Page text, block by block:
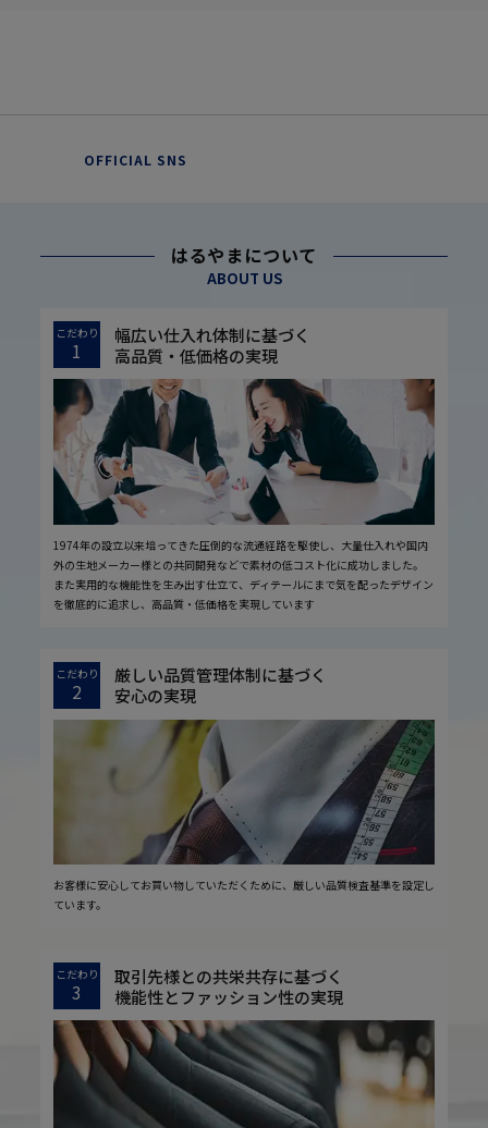
OFFICIAL SNS
はるやまについて
ABOUT US
こだわり
1
幅広い仕入れ体制に基づく
高品質・低価格の実現
1974年の設立以来培ってきた圧倒的な流通経路を駆使し、大量仕入れや国内
外の生地メーカー様との共同開発などで素材の低コスト化に成功しました。
また実用的な機能性を生み出す仕立て、ディテールにまで気を配ったデザイン
を徹底的に追求し、高品質・低価格を実現しています
こだわり
2
厳しい品質管理体制に基づく
安心の実現
お客様に安心してお買い物していただくために、厳しい品質検査基準を設定し
ています。
こだわり
3
取引先様との共栄共存に基づく
機能性とファッション性の実現